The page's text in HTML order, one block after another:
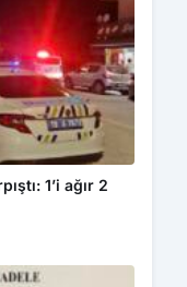
1’i ağır 2